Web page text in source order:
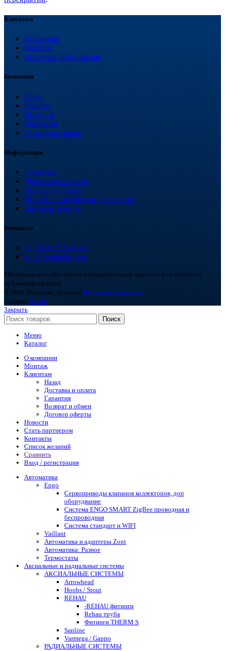
Клиентам
Магазины
Монтаж
Полезная информация
Компания
О нас
Бренды
Новости
Вакансии
Стать партнером
Информация
Гарантия
Доставка и оплата
Возврат и обмен
Политика конфиденциальности
Договор оферты
Контакты
+7 (918) 252-12-26
info@teploplas.com
Материалы на сайте имеют ознакомительный характер и не являются
публичной офертой.
© 2026 Теплоплас (Россия). Все права защищены.
Создано BOND
Закрыть
Поиск
Меню
Каталог
О компании
Монтаж
Клиентам
Назад
Доставка и оплата
Гарантия
Возврат и обмен
Договор оферты
Новости
Стать партнером
Контакты
Список желаний
Сравнить
Вход / регистрация
Автоматика
Engo
Сервоприводы клапанов коллекторов, доп
оборудвание
Система ENGO SMART ZigBee проводная и
беспроводная
Система стандарт и WIFI
Vaillant
Автоматика и адаптеры Zont
Автоматика: Разное
Термостаты
Аксиальные и радиальные системы
АКСИАЛЬНЫЕ СИСТЕМЫ
Arrowhead
Hoobs / Stout
REHAU
-REHAU фитинги
Rehau труба
Фитинги THERM S
Sanline
Varmega / Gappo
РАДИАЛЬНЫЕ СИСТЕМЫ